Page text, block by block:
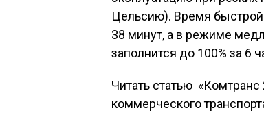
Цельсию). Время быстрой
38 минут, а в режиме
заполнится до 100% за 6
Читать статью
коммерческого